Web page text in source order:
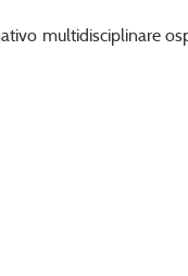
multidisciplinare